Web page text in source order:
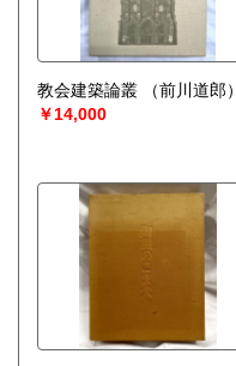
教会建築論叢
（前川道郎）
￥14,000